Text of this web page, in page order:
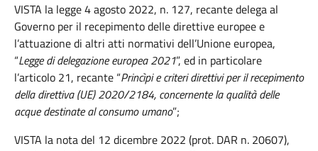
VISTA la legge 4 agosto 2022, n. 127, recante delega al
Governo per il recepimento delle direttive europee e
l’attuazione di altri atti normativi dell’Unione europea,
“Legge di delegazione europea 2021”, ed in particolare
l’articolo 21, recante “Princìpi e criteri direttivi per il recepimento
della direttiva (UE) 2020/2184, concernente la qualità delle
acque destinate al consumo umano”;
VISTA la nota del 12 dicembre 2022 (prot. DAR n. 20607),